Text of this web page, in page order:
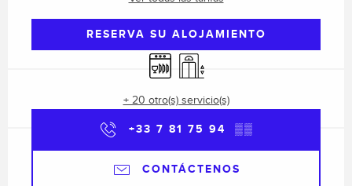
RESERVA SU ALOJAMIENTO
LavavajillasAscensor
+ 20 otro(s) servicio(s)
+33 7 81 75 94 ▒▒
CONTÁCTENOS